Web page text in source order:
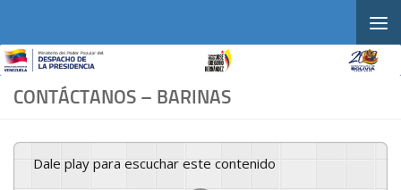
CONTÁCTANOS – BARINAS
Dale play para escuchar este contenido